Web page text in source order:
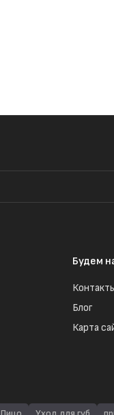
Будем
Блог
Карта